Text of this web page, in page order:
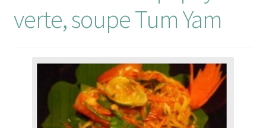
verte, soupe Tum Yam